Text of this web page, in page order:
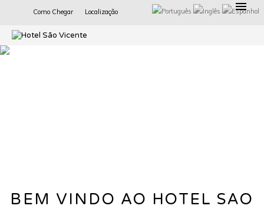
Como Chegar Localização
BEM VINDO AO HOTEL SÃO